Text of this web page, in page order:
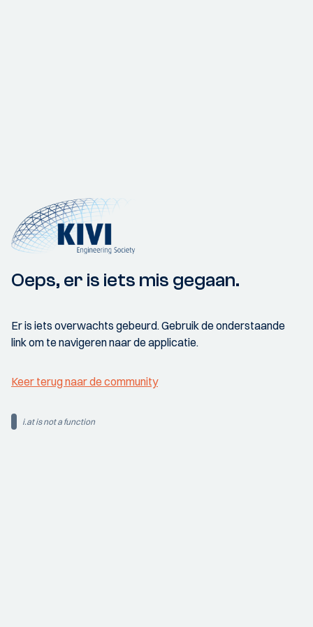
Oeps, er is iets mis gegaan.
Er is iets overwachts gebeurd. Gebruik de onderstaande
link om te navigeren naar de applicatie.
Keer terug naar de community
i.at is not a function